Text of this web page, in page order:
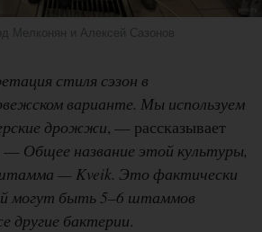
Мелконян и Алексей Сазонов
стиля сэзон в
варианте. Мы используем
дрожжи, — рассказывает
— Общее название этой культуры,
— Kveik. Это фактически
могут быть 5–6 штаммов
бактерии.